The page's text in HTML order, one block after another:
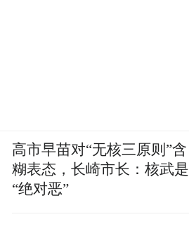
高市早苗对“无核三原则”含
糊表态，长崎市长：核武是
“绝对恶”